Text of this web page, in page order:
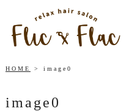
HOME image0
image0